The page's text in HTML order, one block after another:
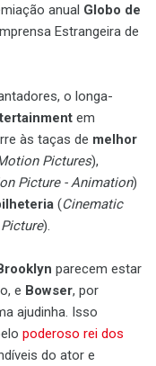
anual Globo de
Estrangeira de
o longa-
em
às taças de melhor
Pictures),
Picture - Animation)
(Cinematic
).
parecem estar
e Bowser, por
ajudinha. Isso
poderoso rei dos
do ator e